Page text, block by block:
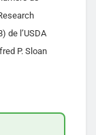
de l’USDA
P. Sloan